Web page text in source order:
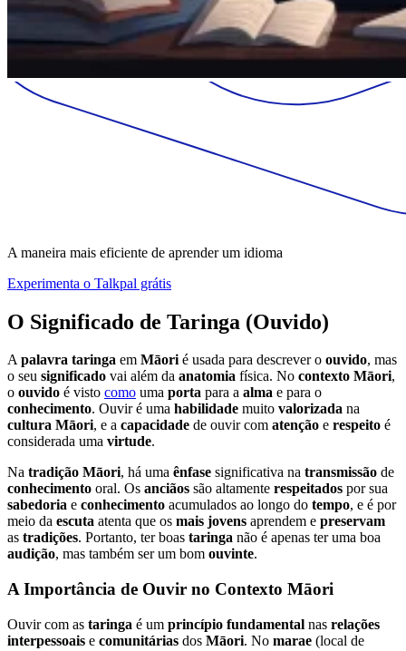
A maneira mais eficiente de aprender um idioma
Experimenta o Talkpal grátis
O Significado de Taringa (Ouvido)
Apalavra taringa em Māorié usada para descrever o ouvido, mas
o seu significado vai além da anatomia física. No contexto Māori,
o ouvido é visto como uma porta para a alma e para o
conhecimento. Ouvir é uma habilidade muito valorizada na
cultura Māori, e a capacidade de ouvir com atenção e respeito é
considerada uma virtude.
Na tradição Māori, há uma ênfase significativa na transmissão de
conhecimento oral. Os anciãos são altamente respeitados por sua
sabedoria e conhecimento acumulados ao longo do tempo, e é por
meio da escuta atenta que os mais jovens aprendem e preservam
as tradições. Portanto, ter boas taringa não é apenas ter uma boa
audição, mas também ser um bom ouvinte.
A Importância de Ouvir no Contexto Māori
Ouvir com as taringa é um princípio fundamental nas relações
interpessoais e comunitárias dos Māori. No marae (local de